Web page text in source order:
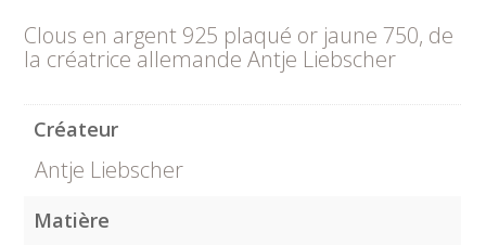
Clous en argent 925 plaqué or jaune 750, de
la créatrice allemande Antje Liebscher
Créateur
Antje Liebscher
Matière